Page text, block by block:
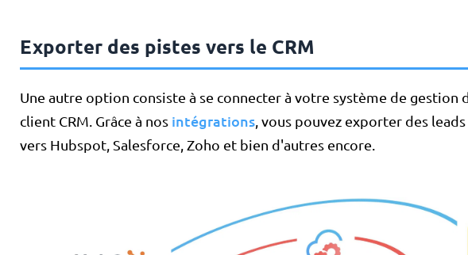
Exporter des pistes vers le CRM
Une autre option consiste à se connecter à votre système de gestion
client CRM. Grâce à nos intégrations, vous pouvez exporter des
vers Hubspot, Salesforce, Zoho et bien d'autres encore.